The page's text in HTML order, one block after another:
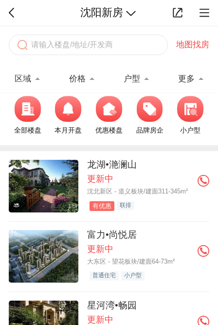
沈阳新房
地图找房
区域 价格 户型 更多
全部楼盘 本月开盘 优惠楼盘 品牌房企 小户型
龙湖•滟澜山
更新中
沈北新区 - 道义板块/建面311-345m²
有优惠 联排
富力•尚悦居
更新中
大东区 - 望花板块/建面64-73m²
普通住宅 小户型
星河湾•畅园
更新中